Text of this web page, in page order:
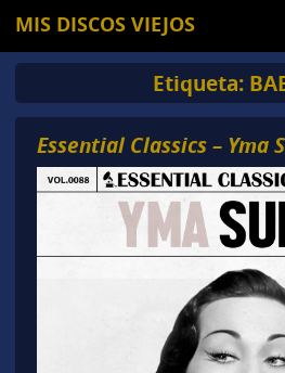
MIS DISCOS VIEJOS
Etiqueta:
Essential Classics – Yma